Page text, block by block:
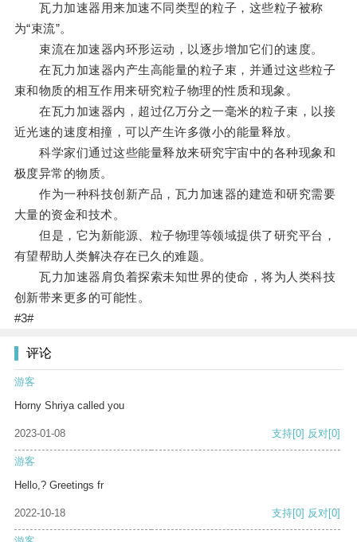
瓦力加速器用来加速不同类型的粒子，这些粒子被称
为“束流”。
束流在加速器内环形运动，以逐步增加它们的速度。
在瓦力加速器内产生高能量的粒子束，并通过这些粒子
束和物质的相互作用来研究粒子物理的性质和现象。
在瓦力加速器内，超过亿万分之一毫米的粒子束，以接
近光速的速度相撞，可以产生许多微小的能量释放。
科学家们通过这些能量释放来研究宇宙中的各种现象和
极度异常的物质。
作为一种科技创新产品，瓦力加速器的建造和研究需要
大量的资金和技术。
但是，它为新能源、粒子物理等领域提供了研究平台，
有望帮助人类解决存在已久的难题。
瓦力加速器肩负着探索未知世界的使命，将为人类科技
创新带来更多的可能性。
#3#
评论
游客
Horny Shriya called you
2023-01-08 支持[0] 反对[0]
游客
Hello,? Greetings fr
2022-10-18 支持[0] 反对[0]